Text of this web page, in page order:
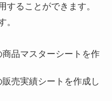
することができます。
。
品マスターシートを作
売実績シートを作成し